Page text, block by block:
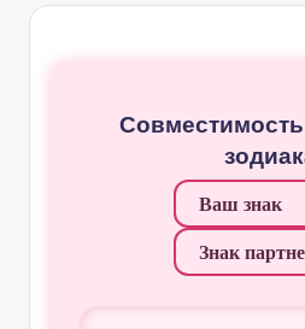
Совместимость